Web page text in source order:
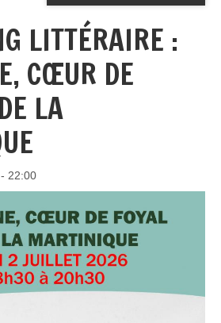
LITTÉRAIRE :
CŒUR DE
LA
22:00